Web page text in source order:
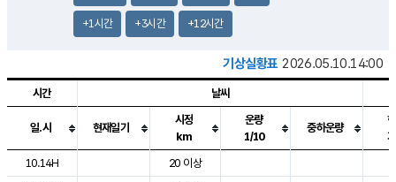
+1시간 +3시간 +12시간
기상실황표 2026.05.10.14:00
도시별 기상실황표로 지점, 날씨, 기온, 강수, 바람, 기압등을 안내한 표입
시간 날씨
일.시 현재일기
시정
km
운량
1/10
중하운량
10.14H
20 이상